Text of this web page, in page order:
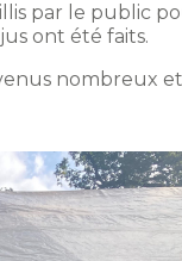
par le public
ont été faits.
nombreux